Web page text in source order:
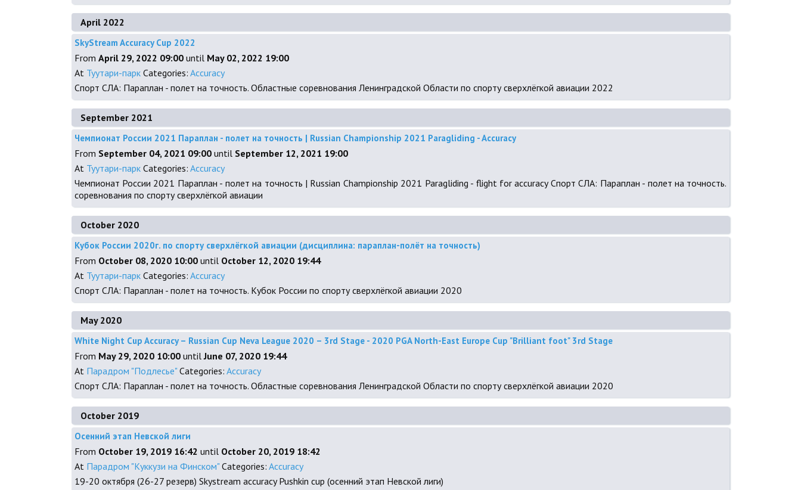
April 2022
SkyStream Accuracy Cup 2022
From April 29, 2022 09:00 until May 02, 2022 19:00
At Туутари-парк Categories: Accuracy
Спорт СЛА: Параплан - полет на точность. Областные соревнования Ленинградской Области по спорту сверхлёгкой авиации 2022
September 2021
Чемпионат России 2021 Параплан - полет на точность | Russian Championship 2021 Paragliding - Accuracy
From September 04, 2021 09:00 until September 12, 2021 19:00
At Туутари-парк Categories: Accuracy
Чемпионат России 2021 Параплан - полет на точность | Russian Championship 2021 Paragliding - flight for accuracy Спорт СЛА: Параплан - полет на точность.
соревнования по спорту сверхлёгкой авиации
October 2020
Кубок России 2020г. по спорту сверхлёгкой авиации (дисциплина: параплан-полёт на точность)
From October 08, 2020 10:00 until October 12, 2020 19:44
At Туутари-парк Categories: Accuracy
Спорт СЛА: Параплан - полет на точность. Кубок России по спорту сверхлёгкой авиации 2020
May 2020
White Night Cup Accuracy – Russian Cup Neva League 2020 – 3rd Stage - 2020 PGA North-East Europe Cup "Brilliant foot" 3rd Stage
From May 29, 2020 10:00 untilJune 07, 2020 19:44
At Парадром "Подлесье" Categories: Accuracy
Спорт СЛА: Параплан - полет на точность. Областные соревнования Ленинградской Области по спорту сверхлёгкой авиации 2020
October 2019
Осенний этап Невской лиги
From October 19, 2019 16:42 until October 20, 2019 18:42
At Парадром "Куккузи на Финском" Categories: Accuracy
19-20 октября (26-27 резерв) Skystream accuracy Pushkin cup (осенний этап Невской лиги)